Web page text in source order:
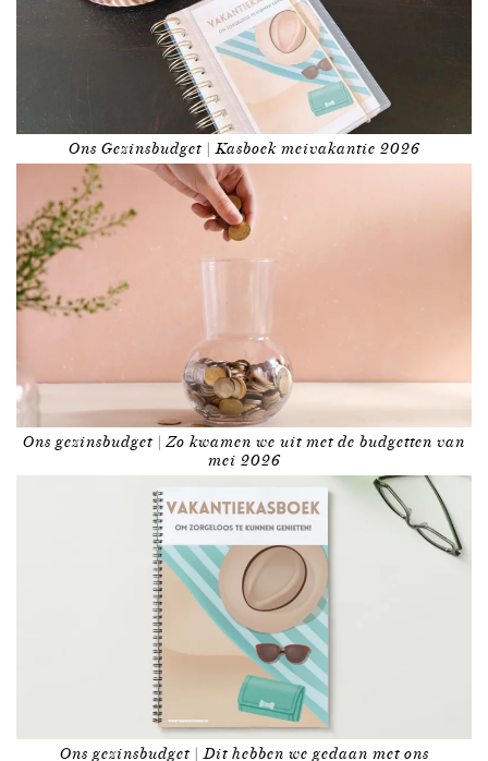
Ons Gezinsbudget | Kasboek meivakantie 2026
Ons gezinsbudget | Zo kwamen we uit met de budgetten van
mei 2026
Ons gezinsbudget | Dit hebben we gedaan met ons